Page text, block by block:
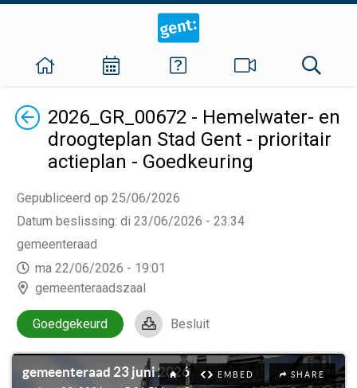
Terug2026_GR_00672 - Hemelwater- en
droogteplan Stad Gent - prioritair
actieplan - Goedkeuring
Gepubliceerd op 25/06/2026
Datum beslissing: di 23/06/2026 - 23:34
gemeenteraad
ma 22/06/2026 - 19:01
gemeenteraadszaal
Goedgekeurd Besluit